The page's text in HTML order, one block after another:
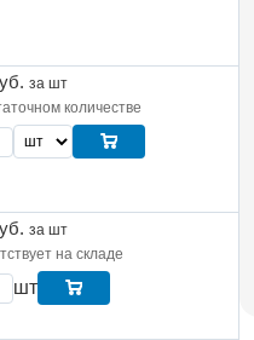
за шт
количестве
за шт
на складе
шт